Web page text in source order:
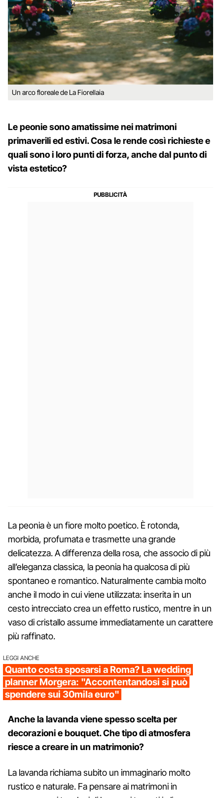
Un arco floreale de La Fiorellaia
Le peonie sono amatissime nei matrimoni
primaverili ed estivi. Cosa le rende così richieste e
quali sono i loro punti di forza, anche dal punto di
vista estetico?
La peonia è un fiore molto poetico. È rotonda,
morbida, profumata e trasmette una grande
delicatezza. A differenza della rosa, che associo di più
all’eleganza classica, la peonia ha qualcosa di più
spontaneo e romantico. Naturalmente cambia molto
anche il modo in cui viene utilizzata: inserita in un
cesto intrecciato crea un effetto rustico, mentre in un
vaso di cristallo assume immediatamente un carattere
più raffinato.
LEGGI ANCHE
Quanto costa sposarsi a Roma? La wedding
planner Morgera: "Accontentandosi si può
spendere sui 30mila euro"
Anche la lavanda viene spesso scelta per
decorazioni e bouquet. Che tipo di atmosfera
riesce a creare in un matrimonio?
La lavanda richiama subito un immaginario molto
rustico e naturale. Fa pensare ai matrimoni in